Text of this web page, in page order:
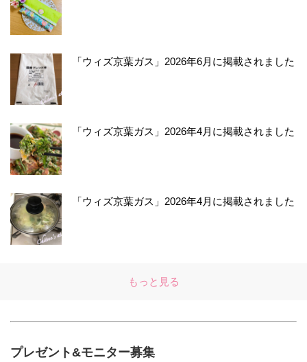
「ウィズ京葉ガス」2026年6月に掲載されました
「ウィズ京葉ガス」2026年4月に掲載されました
「ウィズ京葉ガス」2026年4月に掲載されました
もっと見る
プレゼント&モニター募集